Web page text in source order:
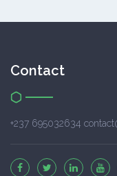
Contact
+237 695032634